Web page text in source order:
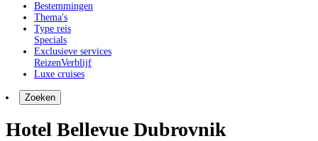
Bestemmingen
Thema's
Type reis
Specials
Exclusieve services
ReizenVerblijf
Luxe cruises
Zoeken
Hotel Bellevue Dubrovnik